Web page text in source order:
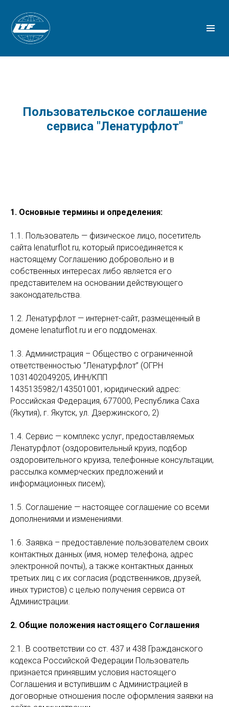
Пользовательское соглашение
сервиса "Ленатурфлот"
1. Основные термины и определения:
1.1. Пользователь — физическое лицо, посетитель
сайта lenaturflot.ru, который присоединяется к
настоящему Соглашению добровольно и в
собственных интересах либо является его
представителем на основании действующего
законодательства.
1.2. Ленатурфлот — интернет-сайт, размещенный в
домене lenaturflot.ru и его поддоменах.
1.3. Администрация – Общество с ограниченной
ответственностью “Ленатурфлот” (ОГРН
1031402049205, ИНН/КПП
1435135982/143501001, юридический адрес:
Российская Федерация, 677000, Республика Саха
(Якутия), г. Якутск, ул. Дзержинского, 2)
1.4. Сервис — комплекс услуг, предоставляемых
Ленатурфлот (оздоровительный круиз, подбор
оздоровительного круиза, телефонные консультации,
рассылка коммерческих предложений и
информационных писем);
1.5. Соглашение — настоящее соглашение со всеми
дополнениями и изменениями.
1.6. Заявка – предоставление пользователем своих
контактных данных (имя, номер телефона, адрес
электронной почты), а также контактных данных
третьих лиц с их согласия (родственников, друзей,
иных туристов) с целью получения сервиса от
Администрации.
2. Общие положения настоящего Соглашения
2.1. В соответствии со ст. 437 и 438 Гражданского
кодекса Российской Федерации Пользователь
признается принявшим условия настоящего
Соглашения и вступившим с Администрацией в
договорные отношения после оформления заявки на